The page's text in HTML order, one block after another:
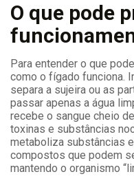
O que pode
Para entender o que
como o fígado funciona.
separa a sujeira ou as
passar apenas a água
recebe o sangue cheio
toxinas e substâncias
metaboliza substâncias
compostos que podem
mantendo o organismo